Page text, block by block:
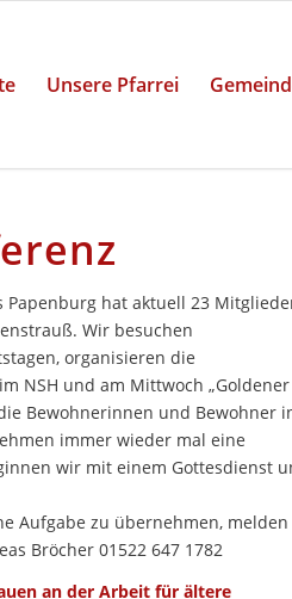
Unsere Pfarrei
Papenburg hat aktuell 23
Wir besuchen
organisieren die
NSH und am Mittwoch „Goldener
Bewohnerinnen und Bewohner
immer wieder mal eine
wir mit einem Gottesdienst
Aufgabe zu übernehmen, melden
Bröcher 01522 647 1782
an der Arbeit für ältere